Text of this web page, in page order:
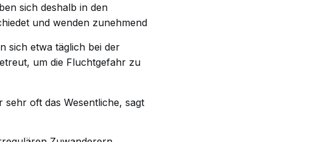
sich deshalb in den
und wenden zunehmend
sich etwa täglich bei der
um die Fluchtgefahr zu
oft das Wesentliche, sagt